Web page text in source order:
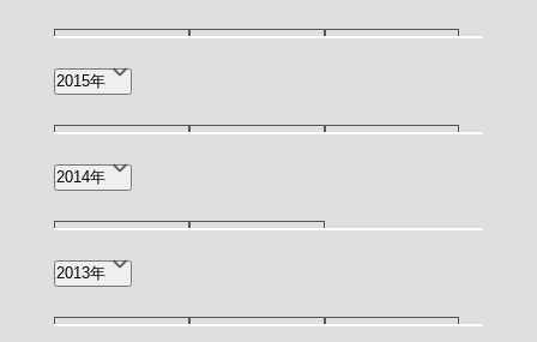
12月(1)
2015年
11月(1)
2014年
10月(1)
2013年